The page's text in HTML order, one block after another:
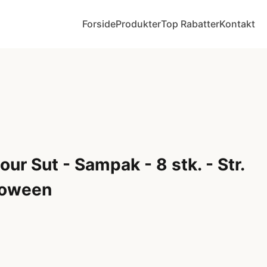
ForsideProdukterTop RabatterKontakt
Sut - Sampak - 8 stk. - Str.